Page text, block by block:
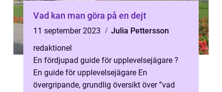
Vad kan man göra på en dejt
11 september 2023
Julia Pettersson
redaktionel
En fördjupad guide för upplevelsejägare ?
En guide för upplevelsejägare En
övergripande, grundlig översikt över ”vad